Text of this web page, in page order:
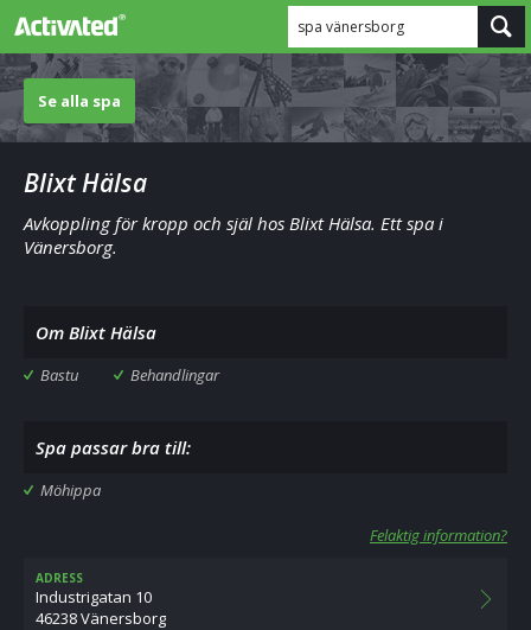
spa vänersborg
Se alla spa
Blixt Hälsa
Avkoppling för kropp och själ hos Blixt Hälsa. Ett spa i
Vänersborg.
Om Blixt Hälsa
Bastu Behandlingar
Spa passar bra till:
Möhippa
Felaktig information?
ADRESS
Industrigatan 10
46238 Vänersborg